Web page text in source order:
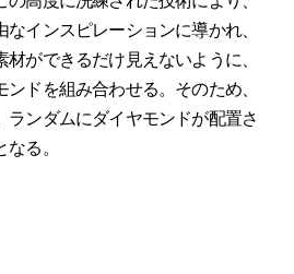
インスピレーションに導かれ、
ができるだけ見えないように、
ドを組み合わせる。そのため、
ランダムにダイヤモンドが配置さ
る。